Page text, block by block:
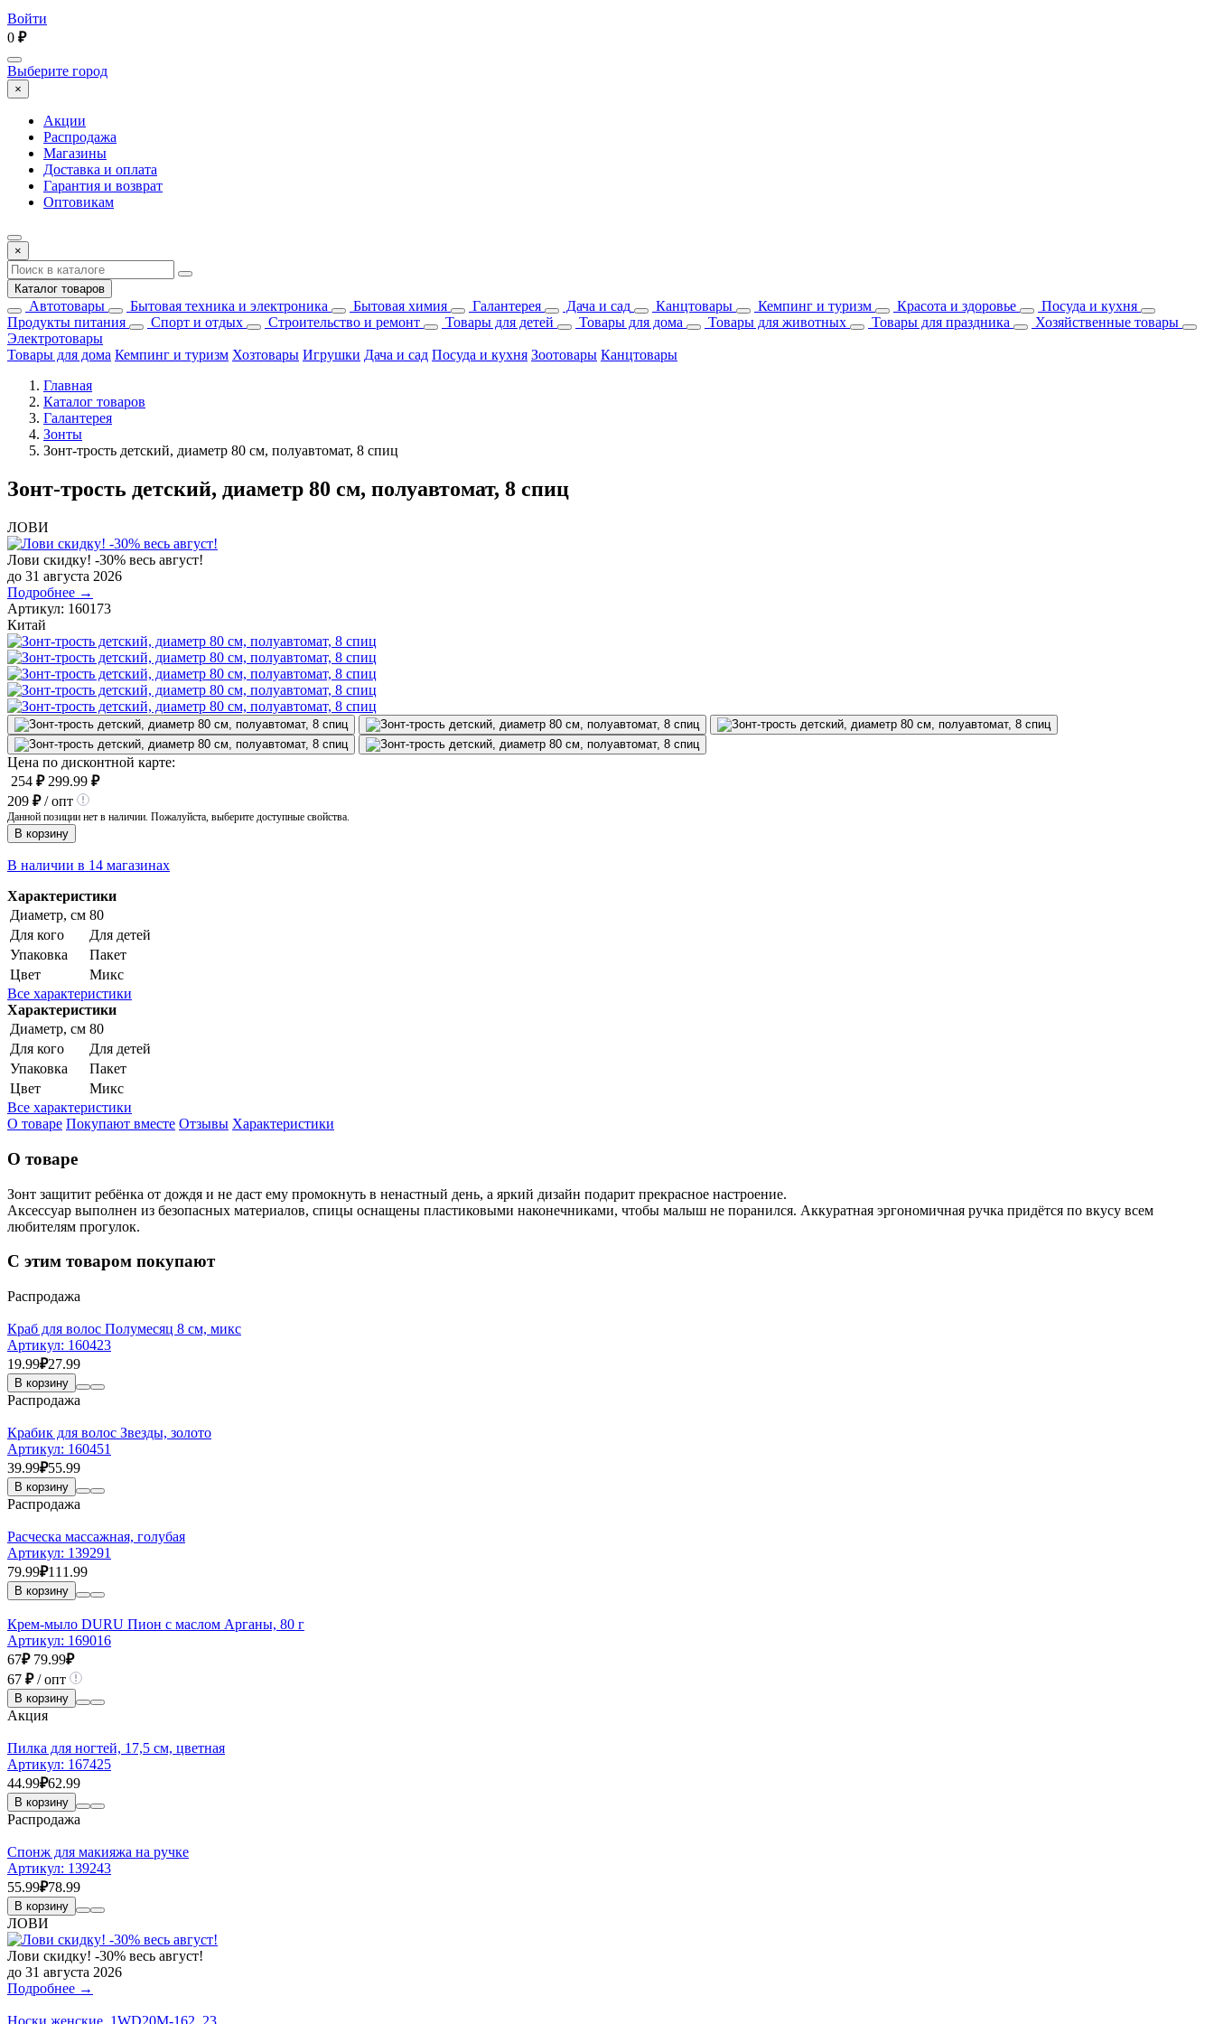
Войти
0 ₽
Выберите город
×
Акции
Распродажа
Магазины
Доставка и оплата
Гарантия и возврат
Оптовикам
×
Каталог товаров
Автотовары Бытовая техника и электроника Бытовая химия Галантерея Дача и сад Канцтовары Кемпинг и туризм Красота и здоровье
Посуда и кухня
Продукты питания
Спорт и отдых Строительство и ремонт Товары для детей Товары для дома Товары для животных Товары для праздника
Хозяйственные товары
Электротовары
Товары для дома Кемпинг и туризм Хозтовары Игрушки Дача и сад Посуда и кухня Зоотовары Канцтовары
Главная
Каталог товаров
Галантерея
Зонты
Зонт-трость детский, диаметр 80 см, полуавтомат, 8 спиц
Зонт-трость детский, диаметр 80 см, полуавтомат, 8 спиц
ЛОВИ
Лови скидку! -30% весь август!
до 31 августа 2026
Подробнее →
Артикул: 160173
Китай
Цена по дисконтной карте:
254 ₽ 299.99 ₽
209 ₽/ опт
Данной позиции нет в наличии. Пожалуйста, выберите доступные свойства.
В корзину
В наличии в 14 магазинах
Характеристики
Диаметр, см 80
Для кого
Для детей
Упаковка
Пакет
Цвет
Микс
Все характеристики
Характеристики
Диаметр, см 80
Для кого
Для детей
Упаковка
Пакет
Цвет
Микс
Все характеристики
О товаре Покупают вместе Отзывы Характеристики
О товаре
Зонт защитит ребёнка от дождя и не даст ему промокнуть в ненастный день, а яркий дизайн подарит прекрасное настроение.
Аксессуар выполнен из безопасных материалов, спицы оснащены пластиковыми наконечниками, чтобы малыш не поранился. Аккуратная эргономичная ручка придётся по вкусу всем
любителям прогулок.
С этим товаром покупают
Распродажа
Краб для волос Полумесяц 8 см, микс
Артикул: 160423
19.99₽27.99
В корзину
Распродажа
Крабик для волос Звезды, золото
Артикул: 160451
39.99₽55.99
В корзину
Распродажа
Расческа массажная, голубая
Артикул: 139291
79.99₽111.99
В корзину
Крем-мыло DURU Пион с маслом Арганы, 80 г
Артикул: 169016
67₽ 79.99₽
67 ₽/ опт
В корзину
Акция
Пилка для ногтей, 17,5 см, цветная
Артикул: 167425
44.99₽62.99
В корзину
Распродажа
Спонж для макияжа на ручке
Артикул: 139243
55.99₽78.99
В корзину
ЛОВИ
Лови скидку! -30% весь август!
до 31 августа 2026
Подробнее →
Носки женcкие, 1WD20M-162, 23